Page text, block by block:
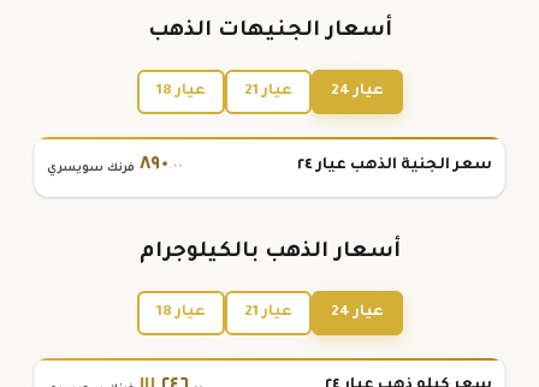
أسعار الجنيهات الذهب
عيار 24 عيار 21 عيار 18
سعر الجنية الذهب عيار ٢٤ ٨٩٠.٠٠ فرنك سويسري
أسعار الذهب بالكيلوجرام
عيار 24 عيار 21 عيار 18